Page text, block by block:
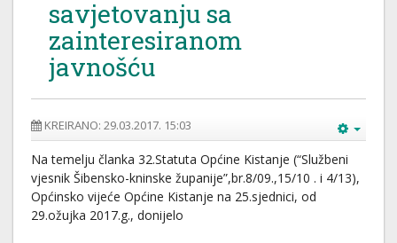
savjetovanju sa
zainteresiranom
javnošću
KREIRANO: 29.03.2017. 15:03
Na temelju članka 32.Statuta Općine Kistanje (“Službeni
vjesnik Šibensko-kninske županije”,br.8/09.,15/10 . i 4/13),
Općinsko vijeće Općine Kistanje na 25.sjednici, od
29.ožujka 2017.g., donijelo